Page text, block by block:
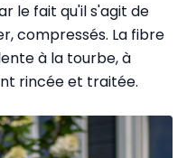
le fait qu'il s'agit de
compressés. La fibre
à la tourbe, à
rincée et traitée.